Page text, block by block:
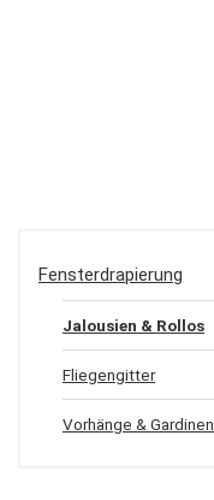
Fensterdrapierung
Jalousien & Rollos
Fliegengitter
Vorhänge & Gardinen